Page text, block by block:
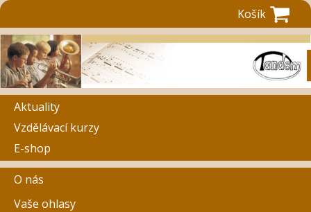
Košík
Aktuality
Vzdělávací kurzy
E-shop
O nás
Vaše ohlasy